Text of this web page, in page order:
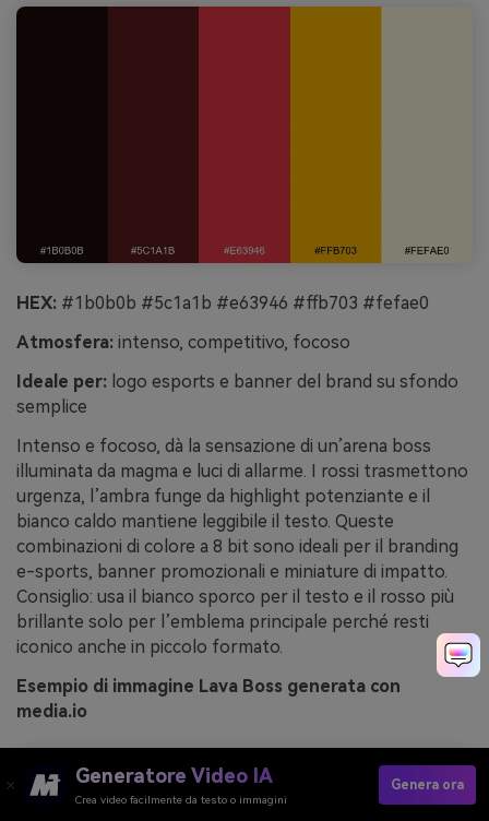
HEX: #1b0b0b #5c1a1b #e63946 #ffb703 #fefae0
Atmosfera: intenso, competitivo, focoso
Ideale per: logo esports e banner del brand su sfondo
semplice
Intenso e focoso, dà la sensazione di un’arena boss
illuminata da magma e luci di allarme. I rossi trasmettono
urgenza, l’ambra funge da highlight potenziante e il
bianco caldo mantiene leggibile il testo. Queste
combinazioni di colore a 8 bit sono ideali per il branding
e-sports, banner promozionali e miniature di impatto.
Consiglio: usa il bianco sporco per il testo e il rosso più
brillante solo per l’emblema principale perché resti
iconico anche in piccolo formato.
Esempio di immagine Lava Boss generata con
media.io
Generatore Video IA
Crea video facilmente da testo o immagini
Genera ora